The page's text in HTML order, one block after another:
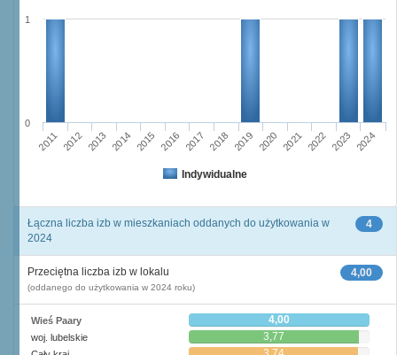
Indywidualne
2011 2012 2013 2014 2015 2016 2017 2018 2019 2020 2021 2022 2023 2024
0
1
4
Łączna liczba izb w mieszkaniach oddanych do użytkowania w
2024
4,00
Przeciętna liczba izb w lokalu
(oddanego do użytkowania w 2024 roku)
Wieś Paary 4,00
woj. lubelskie 3,77